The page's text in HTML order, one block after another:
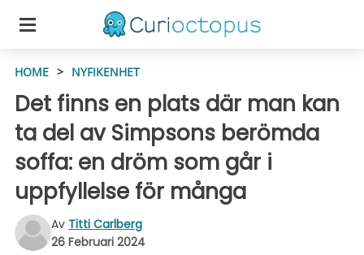
HOME > NYFIKENHET
Det finns en plats där man kan
ta del av Simpsons berömda
soffa: en dröm som går i
uppfyllelse för många
Av Titti Carlberg
26 Februari 2024